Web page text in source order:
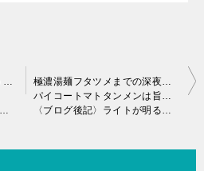
本手打ちうどん庄司(武蔵野うどん) はバッキバキ♪
極濃湯麺フタツメまでの深夜ドライブは楽しい♪
パイコートマトタンメンは旨かった♪
〈ブログ後記〉ライトが明るいと深夜ドライブは、もっと楽しい♪